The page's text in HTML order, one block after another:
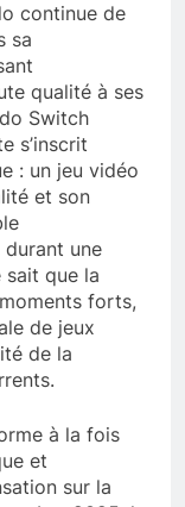
continue de
sa
qualité à ses
Switch
s’inscrit
: un jeu vidéo
et son
une
sait que la
forts,
de jeux
de la
à la fois
et
sur la